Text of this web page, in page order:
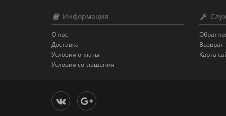
Информация
О нас
Доставка
Условия оплаты
Условия соглашения
Возврат
Карта